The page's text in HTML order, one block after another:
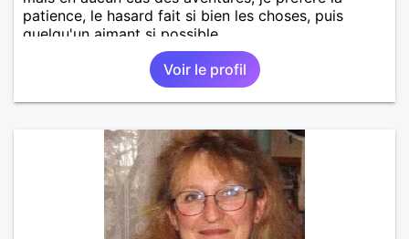
patience, le hasard fait si bien les choses, puis
quelqu'un aimant si possible.
Voir le profil